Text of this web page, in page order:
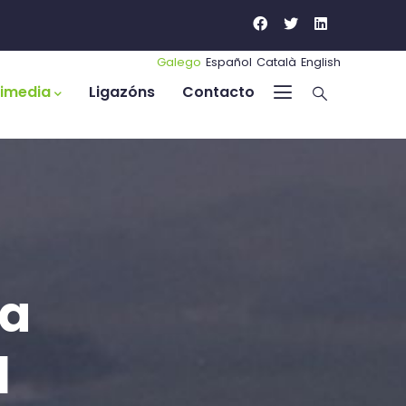
Galego Español Català English
Ligazóns Contacto